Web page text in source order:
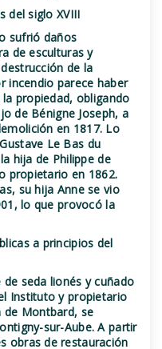
del siglo XVIII
sufrió daños
de esculturas y
de la
incendio parece haber
propiedad, obligando
de Bénigne Joseph, a
en 1817. Lo
Le Bas du
hija de Philippe de
propietario en 1862.
su hija Anne se vio
lo que provocó la
a principios del
seda lionés y cuñado
Instituto y propietario
de Montbard, se
sur-Aube. A partir
obras de restauración